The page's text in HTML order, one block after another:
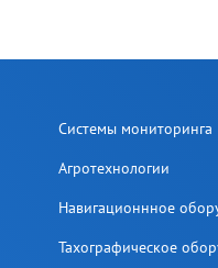
Системы мониторинга
Агротехнологии
Навигационнное
Тахографическое